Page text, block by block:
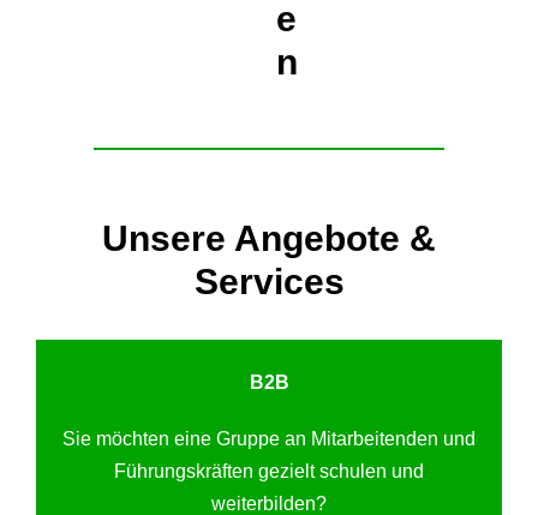
e
n
Unsere Angebote &
Services
B2B
Sie möchten eine Gruppe an Mitarbeitenden und
Führungskräften gezielt schulen und
weiterbilden?